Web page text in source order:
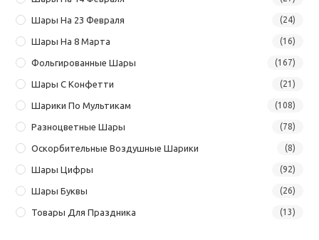
Шары На 23 Февраля (24)
Шары На 8 Марта (16)
Фольгированные Шары (167)
Шары С Конфетти (21)
Шарики По Мультикам (108)
Разноцветные Шары (78)
Оскорбительные Воздушные Шарики (8)
Шары Цифры (92)
Шары Буквы (26)
Товары Для Праздника (13)